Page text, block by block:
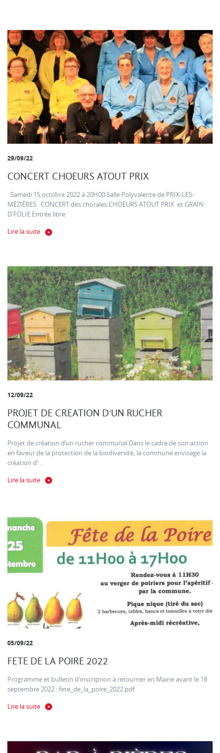
29/09/22
CONCERT CHOEURS ATOUT PRIX
Samedi 15 octobre 2022 à 20H00 Salle Polyvalente de PRIX-LES-
MÉZIÈRES CONCERT des chorales CHOEURS ATOUT PRIX et GRAIN
D'FOLIE Entrée libre
Lire la suite
12/09/22
PROJET DE CREATION D'UN RUCHER
COMMUNAL
Projet de création d’un rucher communal Dans le cadre de son action
en faveur de la protection de la biodiversité, la commune envisage la
création d’...
Lire la suite
05/09/22
FETE DE LA POIRE 2022
Programme et bulletin d'inscription à retourner en Mairie avant le 18
septembre 2022 : fete_de_la_poire_2022.pdf
Lire la suite